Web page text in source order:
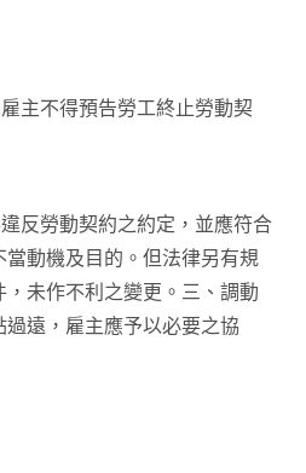
主不得預告勞工終止勞動契
反勞動契約之約定，並應符合
動機及目的。但法律另有規
未作不利之變更。三、調動
遠，雇主應予以必要之協